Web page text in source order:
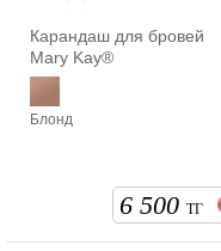
Карандаш для бровей
Mary Kay®
Блонд
6 500 ТГ